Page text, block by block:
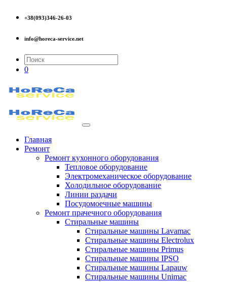
+38(093)346-26-03
info@horeca-service.net
0
Главная
Ремонт
Ремонт кухонного оборудования
Тепловое оборудование
Электромеханическое оборудование
Холодильное оборудование
Линии раздачи
Посудомоечные машины
Ремонт прачечного оборудования
Стиральные машины
Стиральные машины Lavamac
Стиральные машины Electrolux
Стиральные машины Primus
Стиральные машины IPSO
Стиральные машины Lapauw
Стиральные машины Unimac